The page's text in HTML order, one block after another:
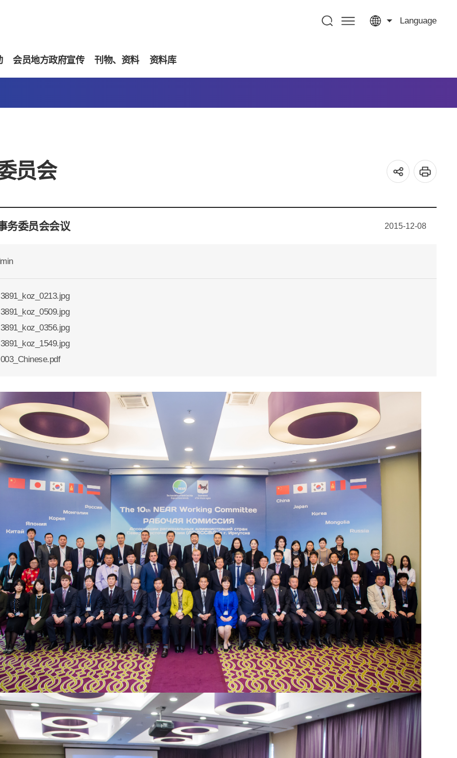
Language
会员地方政府宣传 刊物、资料 资料库
员会
务委员会会议 2015-12-08